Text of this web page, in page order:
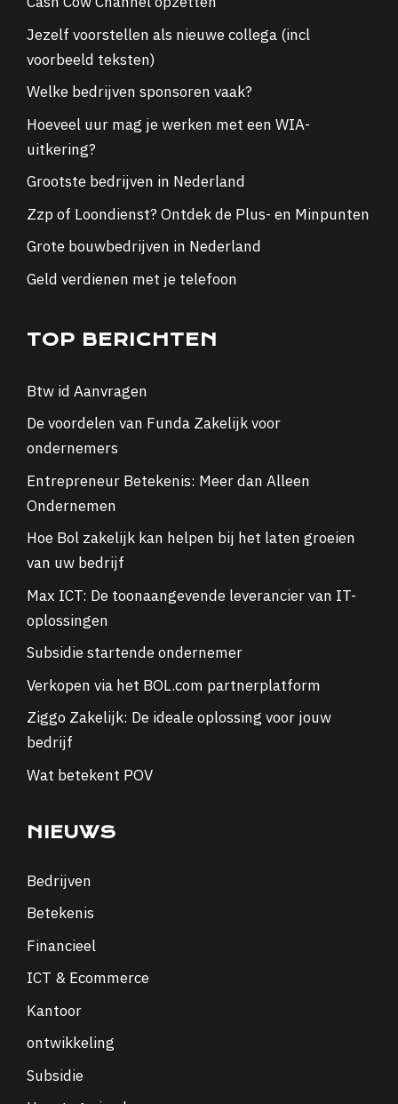
Jezelf voorstellen als nieuwe collega (incl
voorbeeld teksten)
Welke bedrijven sponsoren vaak?
Hoeveel uur mag je werken met een WIA-
uitkering?
Grootste bedrijven in Nederland
Zzp of Loondienst? Ontdek de Plus- en Minpunten
Grote bouwbedrijven in Nederland
Geld verdienen met je telefoon
TOP BERICHTEN
Btw id Aanvragen
De voordelen van Funda Zakelijk voor
ondernemers
Entrepreneur Betekenis: Meer dan Alleen
Ondernemen
Hoe Bol zakelijk kan helpen bij het laten groeien
van uw bedrijf
Max ICT: De toonaangevende leverancier van IT-
oplossingen
Subsidie startende ondernemer
Verkopen via het BOL.com partnerplatform
Ziggo Zakelijk: De ideale oplossing voor jouw
bedrijf
Wat betekent POV
NIEUWS
Bedrijven
Betekenis
Financieel
ICT & Ecommerce
Kantoor
ontwikkeling
Subsidie